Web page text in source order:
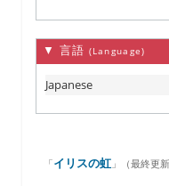
▼ 言語 (Language)
Japanese
「イリスの虹 」（最終更